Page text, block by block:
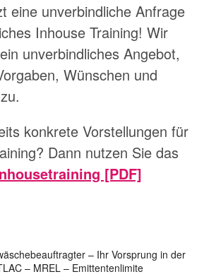
eine unverbindliche Anfrage
Inhouse Training! Wir
unverbindliches Angebot,
Wünschen und
konkrete Vorstellungen für
Dann nutzen Sie das
[PDF]
– Ihr Vorsprung in der
– MREL – Emittentenlimite